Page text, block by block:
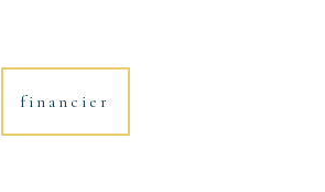
financier